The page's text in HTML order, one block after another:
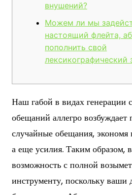
внушений?
Можем ли мы
настоящий флейта,
пополнить свой
лексикографический
Наш габой в видах генерации
обещаний аллегро возбуждает
случайные обещания, экономя
а еще усилия. Таким образом,
возможность с полной
инструменту, поскольку ваши